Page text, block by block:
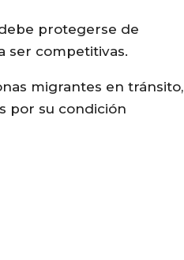
protegerse de
ser competitivas.
migrantes en tránsito,
por su condición